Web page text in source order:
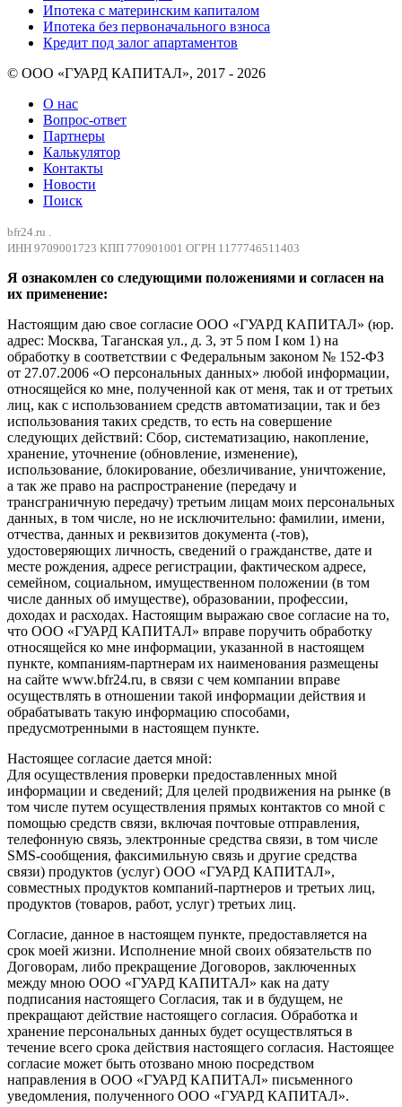
Ипотека с материнским капиталом
Ипотека без первоначального взноса
Кредит под залог апартаментов
© ООО «ГУАРД КАПИТАЛ», 2017 - 2026
О нас
Вопрос-ответ
Партнеры
Калькулятор
Контакты
Новости
Поиск
bfr24.ru .
ИНН 9709001723 КПП 770901001 ОГРН 1177746511403
Я ознакомлен со следующими положениями и согласен на
их применение:
Настоящим даю свое согласие ООО «ГУАРД КАПИТАЛ» (юр.
адрес: Москва, Таганская ул., д. 3, эт 5 пом I ком 1) на
обработку в соответствии с Федеральным законом № 152-ФЗ
от 27.07.2006 «О персональных данных» любой информации,
относящейся ко мне, полученной как от меня, так и от третьих
лиц, как с использованием средств автоматизации, так и без
использования таких средств, то есть на совершение
следующих действий: Сбор, систематизацию, накопление,
хранение, уточнение (обновление, изменение),
использование, блокирование, обезличивание, уничтожение,
а так же право на распространение (передачу и
трансграничную передачу) третьим лицам моих персональных
данных, в том числе, но не исключительно: фамилии, имени,
отчества, данных и реквизитов документа (-тов),
удостоверяющих личность, сведений о гражданстве, дате и
месте рождения, адресе регистрации, фактическом адресе,
семейном, социальном, имущественном положении (в том
числе данных об имуществе), образовании, профессии,
доходах и расходах. Настоящим выражаю свое согласие на то,
что ООО «ГУАРД КАПИТАЛ» вправе поручить обработку
относящейся ко мне информации, указанной в настоящем
пункте, компаниям-партнерам их наименования размещены
на сайте www.bfr24.ru, в связи с чем компании вправе
осуществлять в отношении такой информации действия и
обрабатывать такую информацию способами,
предусмотренными в настоящем пункте.
Настоящее согласие дается мной:
Для осуществления проверки предоставленных мной
информации и сведений; Для целей продвижения на рынке (в
том числе путем осуществления прямых контактов со мной с
помощью средств связи, включая почтовые отправления,
телефонную связь, электронные средства связи, в том числе
SMS-сообщения, факсимильную связь и другие средства
связи) продуктов (услуг) ООО «ГУАРД КАПИТАЛ»,
совместных продуктов компаний-партнеров и третьих лиц,
продуктов (товаров, работ, услуг) третьих лиц.
Согласие, данное в настоящем пункте, предоставляется на
срок моей жизни. Исполнение мной своих обязательств по
Договорам, либо прекращение Договоров, заключенных
между мною ООО «ГУАРД КАПИТАЛ» как на дату
подписания настоящего Согласия, так и в будущем, не
прекращают действие настоящего согласия. Обработка и
хранение персональных данных будет осуществляться в
течение всего срока действия настоящего согласия. Настоящее
согласие может быть отозвано мною посредством
направления в ООО «ГУАРД КАПИТАЛ» письменного
уведомления, полученного ООО «ГУАРД КАПИТАЛ».